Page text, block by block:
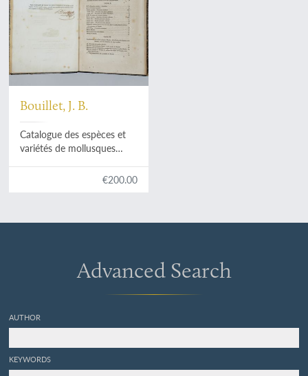
Bouillet, J. B.
Catalogue des espèces et
variétés de mollusques
observés jusqu'a ce jour a
des espèces fossiles
tertiaires des mêmes
départemens. [AND]
calcaire d'eau douce du
Cantal.
€200.00
Advanced Search
AUTHOR
KEYWORDS